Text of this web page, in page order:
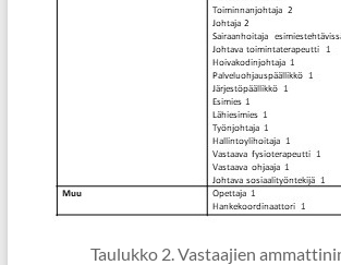
Taulukko 2. Vastaajien